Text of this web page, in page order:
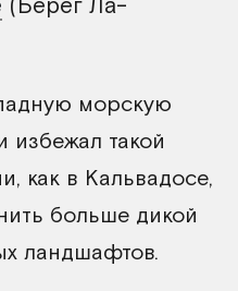
морскую
такой
как в Кальвадосе,
больше дикой
ландшафтов.